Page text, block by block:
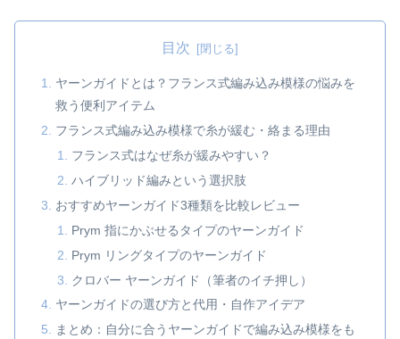
目次
ヤーンガイドとは？フランス式編み込み模様の悩みを
救う便利アイテム
フランス式編み込み模様で糸が緩む・絡まる理由
フランス式はなぜ糸が緩みやすい？
ハイブリッド編みという選択肢
おすすめヤーンガイド3種類を比較レビュー
Prym 指にかぶせるタイプのヤーンガイド
Prym リングタイプのヤーンガイド
クロバー ヤーンガイド（筆者のイチ押し）
ヤーンガイドの選び方と代用・自作アイデア
まとめ：自分に合うヤーンガイドで編み込み模様をも